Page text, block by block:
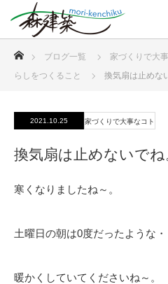
ブログ一覧 家づくりで大
らしをつくること
換気扇は止めな
2021.10.25 家づくりで大事なコト
換気扇は止めないでね
寒くなりましたね～。
土曜日の朝は0度だったような・
暖かくしていてくださいね～。